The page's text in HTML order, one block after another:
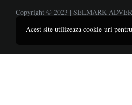
Copyright © 2023 | SELMARK
Acest site utilizeaza cookie-uri